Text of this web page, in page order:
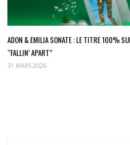
ADON & EMILIA SONATE : LE TITRE 100%
“FALLIN’ APART”
31 MARS 2026